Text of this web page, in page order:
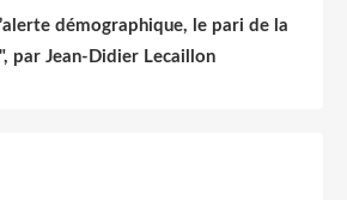
démographique, le pari de la
par Jean-Didier Lecaillon